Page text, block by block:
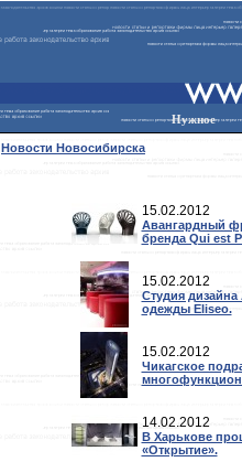
Нужное
Новости Новосибирска
15.02.2012
Авангардный
бренда Qui est
15.02.2012
Студия
одежды Eliseo.
15.02.2012
Чикагское
14.02.2012
В Харькове
«Открытие».